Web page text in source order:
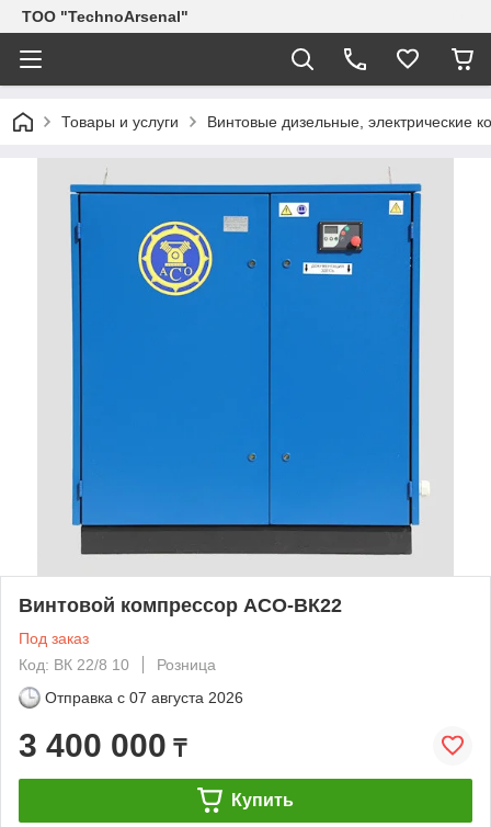
ТОО "TechnoArsenal"
Товары и услуги Винтовые дизельные, электрические
Винтовой компрессор АСО-ВК22
Под заказ
Код: ВК 22/8 10
Розница
Отправка с 07 августа 2026
3 400 000 ₸
Купить